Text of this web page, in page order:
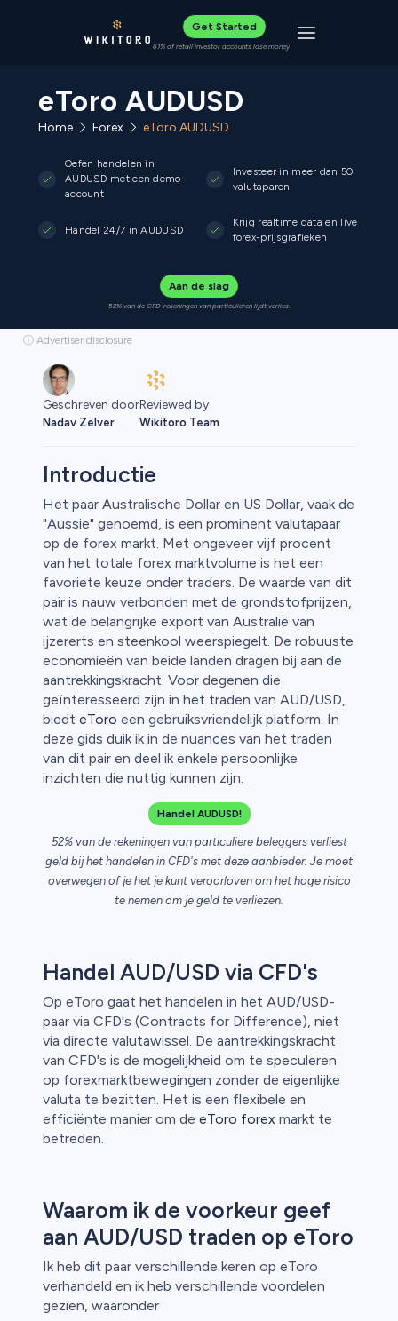
Get Started
61% of retail investor accounts lose money Toggle
eToro AUDUSD
Home Forex eToro AUDUSD
Oefen handelen in
AUDUSD met een demo-
account
Investeer in meer dan 50
valutaparen
Handel 24/7 in AUDUSD
Krijg realtime data en live
forex-prijsgrafieken
Aan de slag
52% van de CFD-rekeningen van particulieren lijdt verlies.
ⓘ Advertiser disclosure
Geschreven door
Nadav Zelver
Reviewed by
Wikitoro Team
Introductie
Het paar Australische Dollar en US Dollar, vaak de
"Aussie" genoemd, is een prominent valutapaar
op de forex markt. Met ongeveer vijf procent
van het totale forex marktvolume is het een
favoriete keuze onder traders. De waarde van dit
pair is nauw verbonden met de grondstofprijzen,
wat de belangrijke export van Australië van
ijzererts en steenkool weerspiegelt. De robuuste
economieën van beide landen dragen bij aan de
aantrekkingskracht. Voor degenen die
geïnteresseerd zijn in het traden van AUD/USD,
biedt eToro een gebruiksvriendelijk platform. In
deze gids duik ik in de nuances van het traden
van dit pair en deel ik enkele persoonlijke
inzichten die nuttig kunnen zijn.
Handel AUDUSD!
52% van de rekeningen van particuliere beleggers verliest
geld bij het handelen in CFD's met deze aanbieder. Je moet
overwegen of je het je kunt veroorloven om het hoge risico
te nemen om je geld te verliezen.
Handel AUD/USD via CFD's
Op eToro gaat het handelen in het AUD/USD-
paar via CFD's (Contracts for Difference), niet
via directe valutawissel. De aantrekkingskracht
van CFD's is de mogelijkheid om te speculeren
op forexmarktbewegingen zonder de eigenlijke
valuta te bezitten. Het is een flexibele en
efficiënte manier om de eToro forex markt te
betreden.
Waarom ik de voorkeur geef
aan AUD/USD traden op eToro
Ik heb dit paar verschillende keren op eToro
verhandeld en ik heb verschillende voordelen
gezien, waaronder